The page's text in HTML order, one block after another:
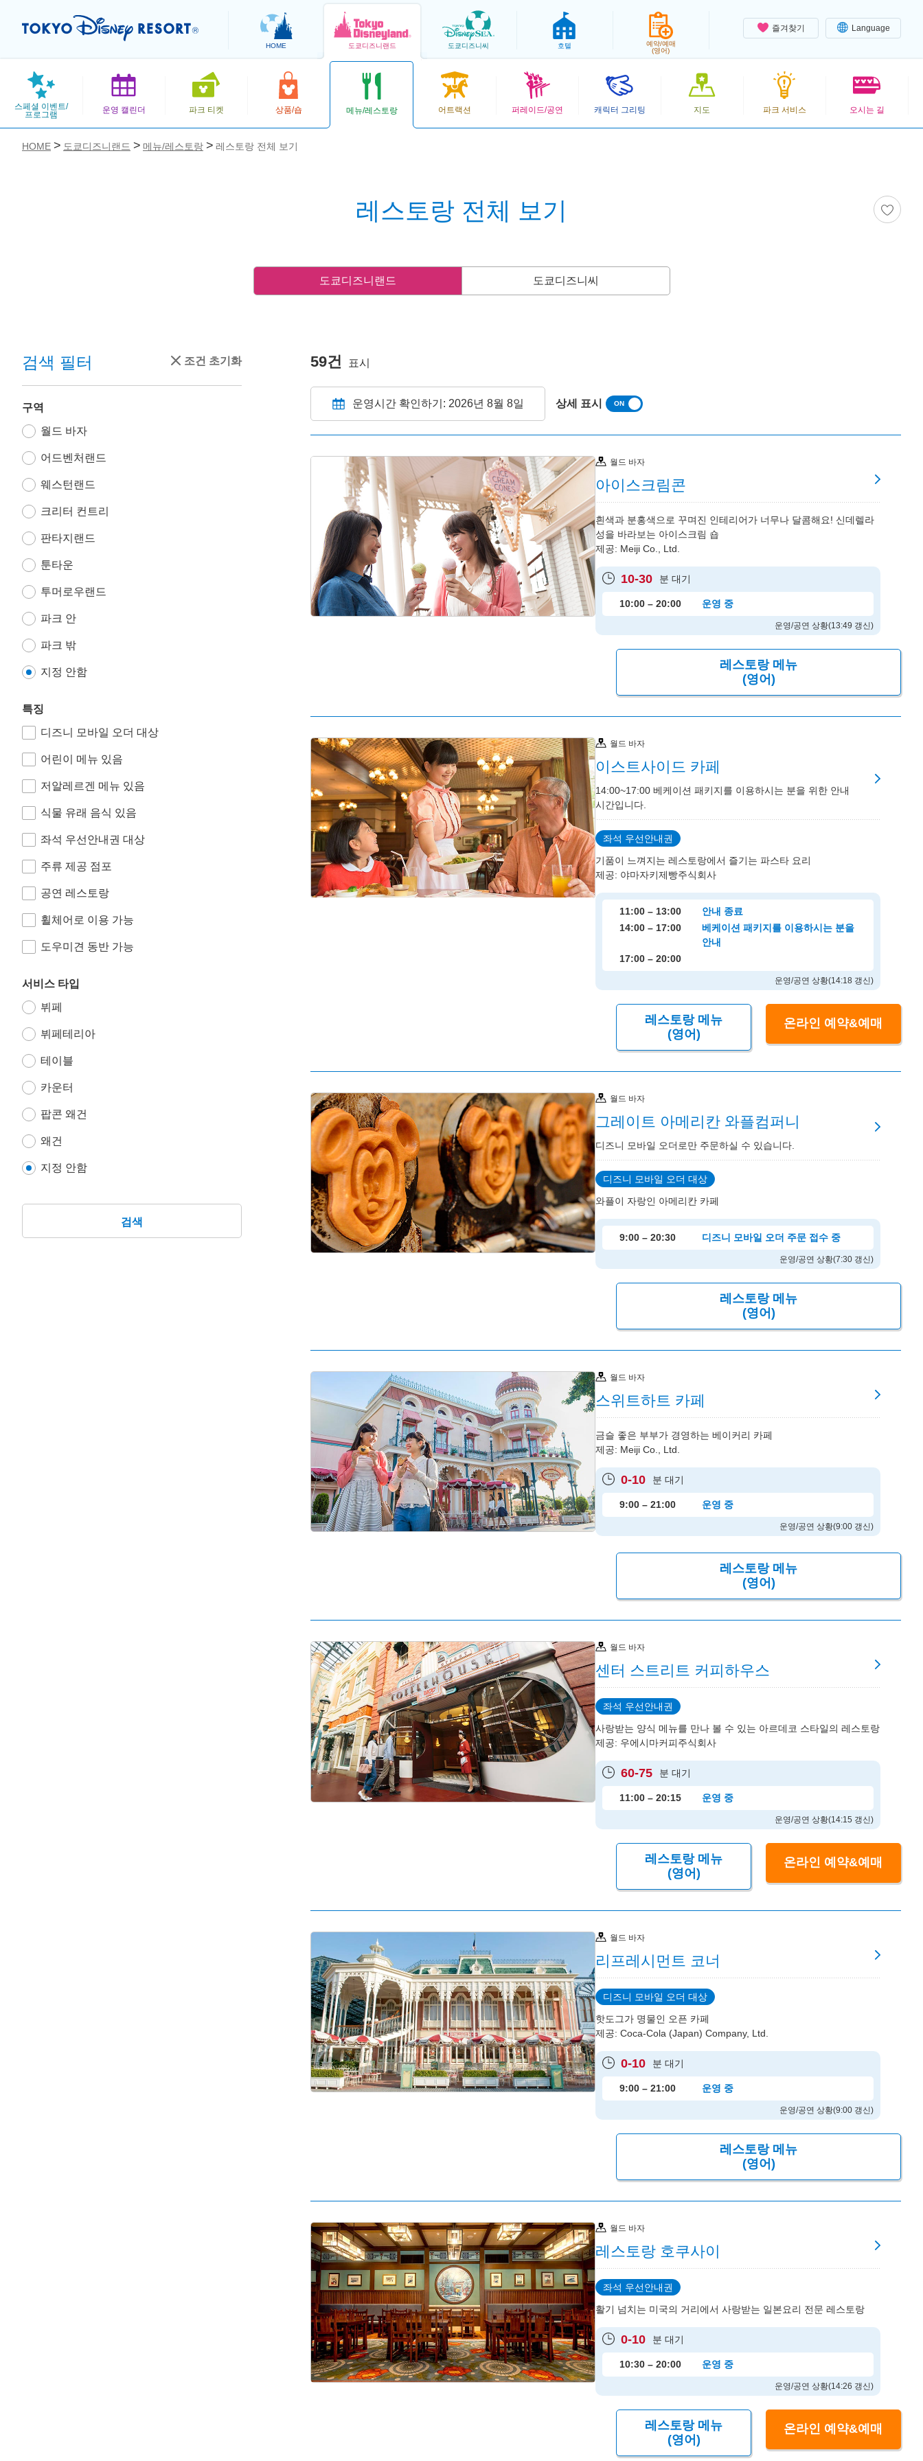
즐겨찾기 Language
HOME 도쿄디즈니랜드 도쿄디즈니씨 호텔
예약/예매
(영어)
스페셜 이벤트/
프로그램
운영 캘린더 파크 티켓 상품/숍 메뉴/레스토랑 어트랙션 퍼레이드/공연 캐릭터 그리팅 지도 파크 서비스 오시는 길
HOME 도쿄디즈니랜드 메뉴/레스토랑 레스토랑 전체 보기
레스토랑 전체 보기
도쿄디즈니랜드 도쿄디즈니씨
검색 필터 조건 초기화
구역
월드 바자
어드벤처랜드
웨스턴랜드
크리터 컨트리
판타지랜드
툰타운
투머로우랜드
파크 안
파크 밖
지정 안함
특징
디즈니 모바일 오더 대상
어린이 메뉴 있음
저알레르겐 메뉴 있음
식물 유래 음식 있음
좌석 우선안내권 대상
주류 제공 점포
공연 레스토랑
휠체어로 이용 가능
도우미견 동반 가능
서비스 타입
뷔페
뷔페테리아
테이블
카운터
팝콘 왜건
왜건
지정 안함
59건 표시
운영시간 확인하기: 2026년 8월 8일 상세 표시
월드 바자
아이스크림콘
흰색과 분홍색으로 꾸며진 인테리어가 너무나 달콤해요! 신데렐라
성을 바라보는 아이스크림 숍
제공: Meiji Co., Ltd.
10-30 분 대기
10:00 – 20:00 운영 중
운영/공연 상황(13:49 갱신)
레스토랑 메뉴
(영어)
월드 바자
이스트사이드 카페
14:00~17:00 베케이션 패키지를 이용하시는 분을 위한 안내
시간입니다.
좌석 우선안내권
기품이 느껴지는 레스토랑에서 즐기는 파스타 요리
제공: 야마자키제빵주식회사
11:00 – 13:00
안내 종료
14:00 – 17:00
베케이션 패키지를 이용하시는 분을
안내
17:00 – 20:00
운영/공연 상황(14:18 갱신)
레스토랑 메뉴
(영어)
온라인 예약&예매
월드 바자
그레이트 아메리칸 와플컴퍼니
디즈니 모바일 오더로만 주문하실 수 있습니다.
디즈니 모바일 오더 대상
와플이 자랑인 아메리칸 카페
9:00 – 20:30 디즈니 모바일 오더 주문 접수 중
운영/공연 상황(7:30 갱신)
레스토랑 메뉴
(영어)
월드 바자
스위트하트 카페
금슬 좋은 부부가 경영하는 베이커리 카페
제공: Meiji Co., Ltd.
0-10 분 대기
9:00 – 21:00 운영 중
운영/공연 상황(9:00 갱신)
레스토랑 메뉴
(영어)
월드 바자
센터 스트리트 커피하우스
좌석 우선안내권
사랑받는 양식 메뉴를 만나 볼 수 있는 아르데코 스타일의 레스토랑
제공: 우에시마커피주식회사
60-75 분 대기
11:00 – 20:15 운영 중
운영/공연 상황(14:15 갱신)
레스토랑 메뉴
(영어)
온라인 예약&예매
월드 바자
리프레시먼트 코너
디즈니 모바일 오더 대상
핫도그가 명물인 오픈 카페
제공: Coca-Cola (Japan) Company, Ltd.
0-10 분 대기
9:00 – 21:00 운영 중
운영/공연 상황(9:00 갱신)
레스토랑 메뉴
(영어)
월드 바자
레스토랑 호쿠사이
좌석 우선안내권
활기 넘치는 미국의 거리에서 사랑받는 일본요리 전문 레스토랑
0-10 분 대기
10:30 – 20:00 운영 중
운영/공연 상황(14:26 갱신)
레스토랑 메뉴
(영어)
온라인 예약&예매